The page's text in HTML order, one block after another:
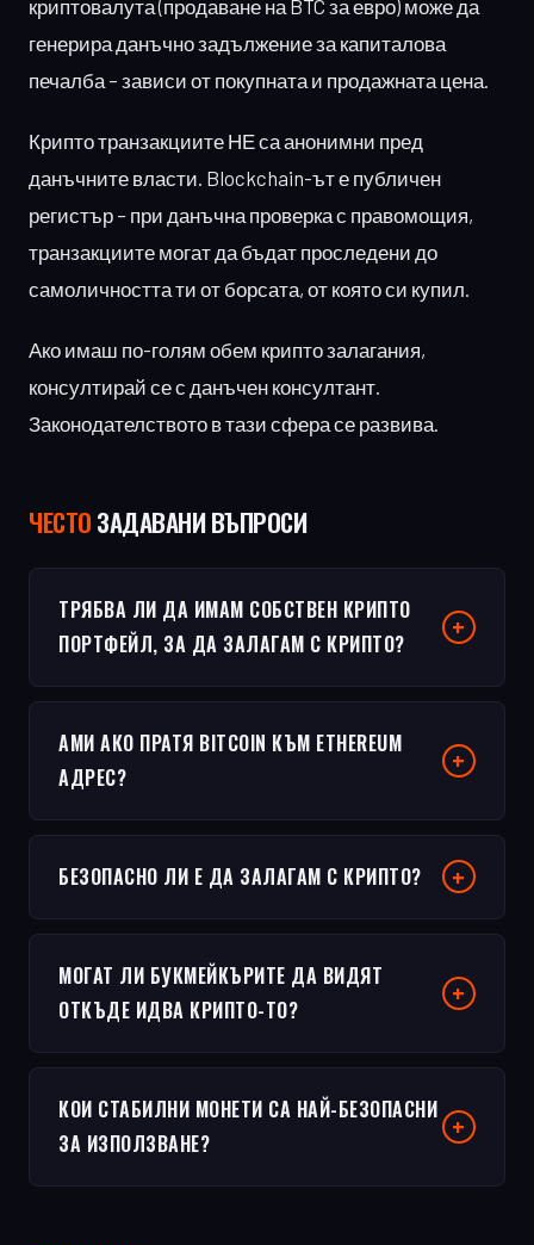
криптовалута (продаване на BTC за евро) може да
генерира данъчно задължение за капиталова
печалба – зависи от покупната и продажната цена.
Крипто транзакциите НЕ са анонимни пред
данъчните власти. Blockchain-ът е публичен
регистър – при данъчна проверка с правомощия,
транзакциите могат да бъдат проследени до
самоличността ти от борсата, от която си купил.
Ако имаш по-голям обем крипто залагания,
консултирай се с данъчен консултант.
Законодателството в тази сфера се развива.
ЧЕСТОЗАДАВАНИ ВЪПРОСИ
ТРЯБВА ЛИ ДА ИМАМ СОБСТВЕН КРИПТО
ПОРТФЕЙЛ, ЗА ДА ЗАЛАГАМ С КРИПТО?
АМИ АКО ПРАТЯ BITCOIN КЪМ ETHEREUM
АДРЕС?
БЕЗОПАСНО ЛИ Е ДА ЗАЛАГАМ С КРИПТО?
МОГАТ ЛИ БУКМЕЙКЪРИТЕ ДА ВИДЯТ
ОТКЪДЕ ИДВА КРИПТО-ТО?
КОИ СТАБИЛНИ МОНЕТИ СА НАЙ-БЕЗОПАСНИ
ЗА ИЗПОЛЗВАНЕ?